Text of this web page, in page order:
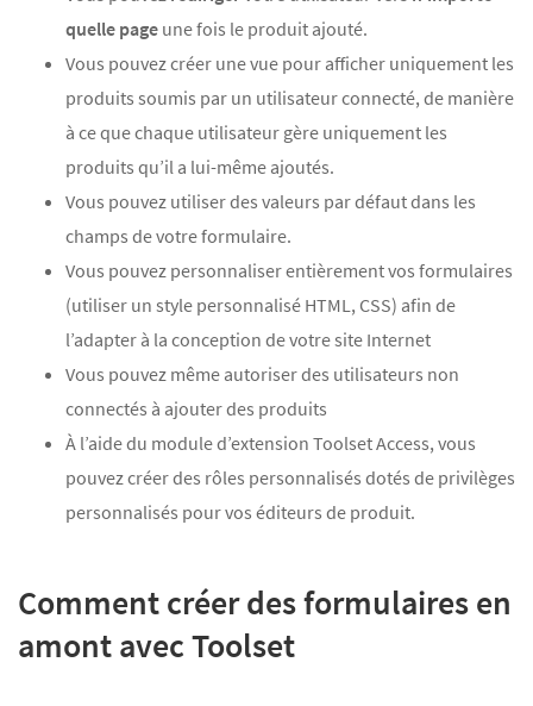
quelle page une fois le produit ajouté.
Vous pouvez créer une vue pour afficher uniquement les
produits soumis par un utilisateur connecté, de manière
à ce que chaque utilisateur gère uniquement les
produits qu’il a lui-même ajoutés.
Vous pouvez utiliser des valeurs par défaut dans les
champs de votre formulaire.
Vous pouvez personnaliser entièrement vos formulaires
(utiliser un style personnalisé HTML, CSS) afin de
l’adapter à la conception de votre site Internet
Vous pouvez même autoriser des utilisateurs non
connectés à ajouter des produits
À l’aide du module d’extension Toolset Access, vous
pouvez créer des rôles personnalisés dotés de privilèges
personnalisés pour vos éditeurs de produit.
Comment créer des formulaires en
amont avec Toolset